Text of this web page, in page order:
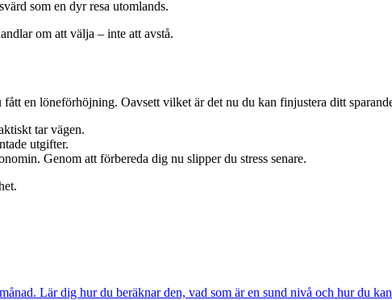
som en dyr resa utomlands.
om att välja – inte att avstå.
en löneförhöjning. Oavsett vilket är det nu du kan finjustera ditt
tar vägen.
utgifter.
Genom att förbereda dig nu slipper du stress senare.
Lär dig hur du beräknar den, vad som är en sund nivå och hur du